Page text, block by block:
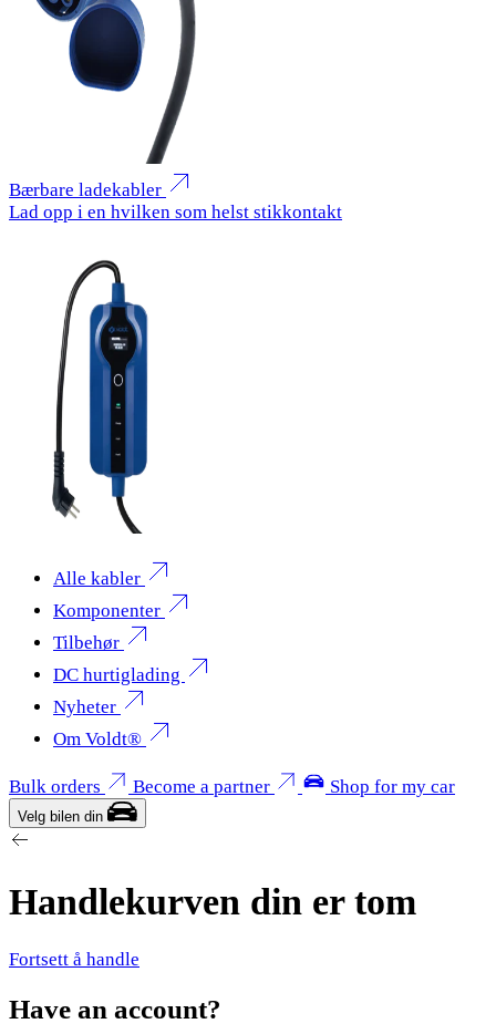
Bærbare ladekabler
Lad opp i en hvilken som helst stikkontakt
Alle kabler
Komponenter
Tilbehør
DC hurtiglading
Nyheter
Om Voldt®
Bulk orders Become a partner Shop for my car
Velg bilen din
Handlekurven din er tom
Fortsett å handle
Have an account?